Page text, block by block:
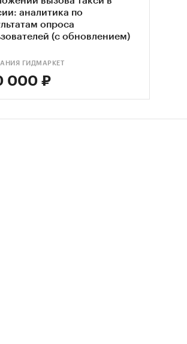
аналитика по
опроса
(с обновлением)
ГИДМАРКЕТ
000 ₽